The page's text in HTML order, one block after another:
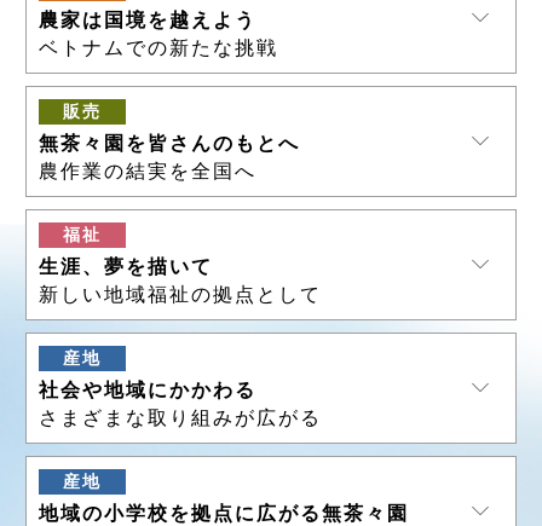
農家は国境を越えよう
ベトナムでの新たな挑戦
販売
無茶々園を皆さんのもとへ
農作業の結実を全国へ
福祉
生涯、夢を描いて
新しい地域福祉の拠点として
産地
社会や地域にかかわる
さまざまな取り組みが広がる
産地
地域の小学校を拠点に広がる無茶々園